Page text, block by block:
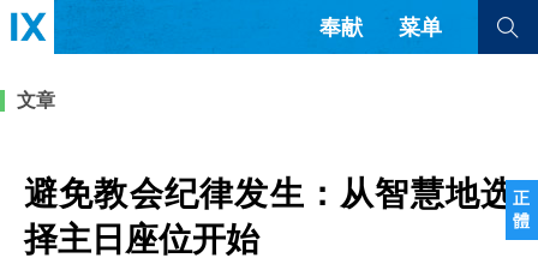
正
體
奉献 菜单
来信
查看全部
查看全部
文章
避免教会纪律发生：从智慧地选
择主日座位开始